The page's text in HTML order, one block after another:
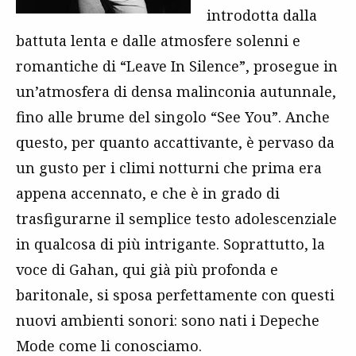
introdotta dalla
battuta lenta e dalle atmosfere solenni e
romantiche di “Leave In Silence”, prosegue in
un’atmosfera di densa malinconia autunnale,
fino alle brume del singolo “See You”. Anche
questo, per quanto accattivante, è pervaso da
un gusto per i climi notturni che prima era
appena accennato, e che è in grado di
trasfigurarne il semplice testo adolescenziale
in qualcosa di più intrigante. Soprattutto, la
voce di Gahan, qui già più profonda e
baritonale, si sposa perfettamente con questi
nuovi ambienti sonori: sono nati i Depeche
Mode come li conosciamo.